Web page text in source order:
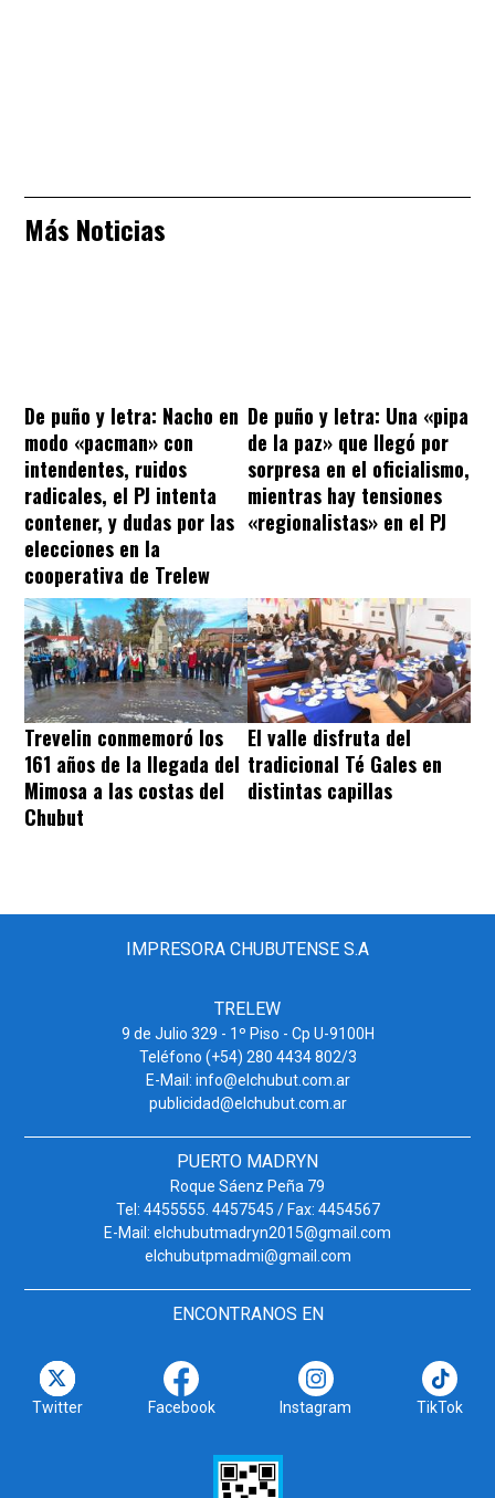
Más Noticias
De puño y letra: Nacho en
modo «pacman» con
intendentes, ruidos
radicales, el PJ intenta
contener, y dudas por las
elecciones en la
cooperativa de Trelew
De puño y letra: Una «pipa
de la paz» que llegó por
sorpresa en el oficialismo,
mientras hay tensiones
«regionalistas» en el PJ
Trevelin conmemoró los
161 años de la llegada del
Mimosa a las costas del
Chubut
El valle disfruta del
tradicional Té Gales en
distintas capillas
IMPRESORA CHUBUTENSE S.A
TRELEW
9 de Julio 329 - 1º Piso - Cp U-9100H
Teléfono (+54) 280 4434 802/3
E-Mail: info@elchubut.com.ar
publicidad@elchubut.com.ar
PUERTO MADRYN
Roque Sáenz Peña 79
Tel: 4455555. 4457545 / Fax: 4454567
E-Mail: elchubutmadryn2015@gmail.com
elchubutpmadmi@gmail.com
ENCONTRANOS EN
Twitter Facebook Instagram TikTok